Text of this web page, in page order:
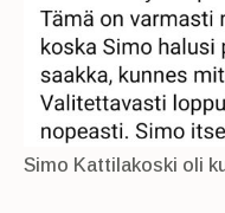
Simo Kattilakoski oli